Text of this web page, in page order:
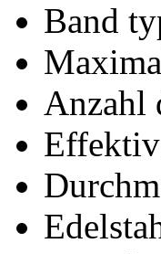
Band
Anzahl